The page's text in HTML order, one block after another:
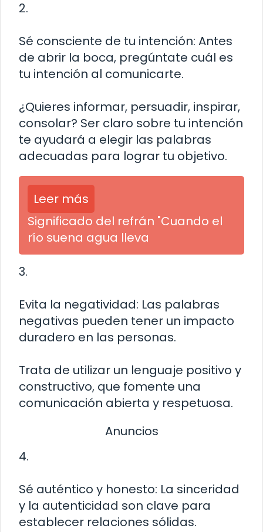
2.
Sé consciente de tu intención: Antes
de abrir la boca, pregúntate cuál es
tu intención al comunicarte.
¿Quieres informar, persuadir, inspirar,
consolar? Ser claro sobre tu intención
te ayudará a elegir las palabras
adecuadas para lograr tu objetivo.
Leer más
Significado del refrán "Cuando el
río suena agua lleva
3.
Evita la negatividad: Las palabras
negativas pueden tener un impacto
duradero en las personas.
Trata de utilizar un lenguaje positivo y
constructivo, que fomente una
comunicación abierta y respetuosa.
Anuncios
4.
Sé auténtico y honesto: La sinceridad
y la autenticidad son clave para
establecer relaciones sólidas.